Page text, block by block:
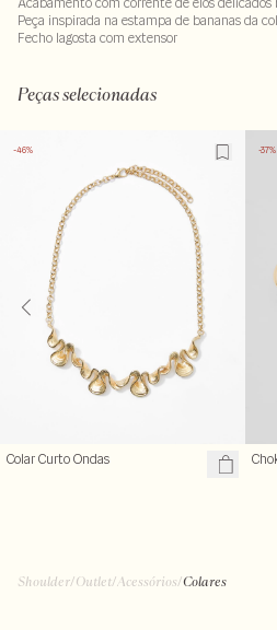
Peça inspirada na estampa de bananas da
Fecho lagosta com extensor
Peças selecionadas
-46%
Colar Curto Ondas
-37%
Shoulder/Outlet/ Acessórios/Colares